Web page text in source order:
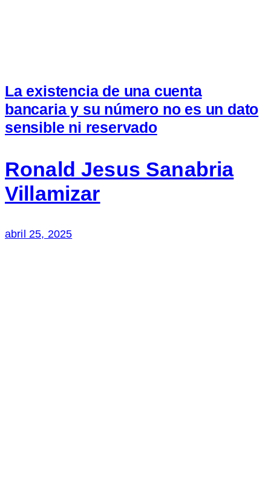
La existencia de una cuenta
bancaria y su número no es un dato
sensible ni reservado
Ronald Jesus Sanabria
Villamizar
abril 25, 2025